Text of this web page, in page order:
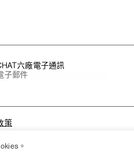
。
六廠電子通訊
策